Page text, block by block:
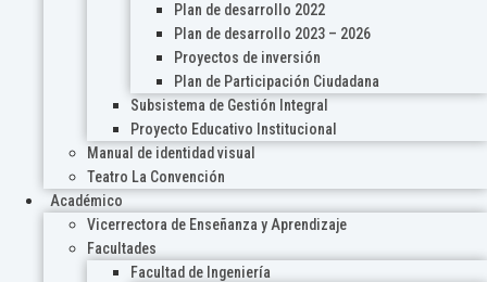
Plan de desarrollo 2022
Plan de desarrollo 2023 – 2026
Proyectos de inversión
Plan de Participación Ciudadana
Subsistema de Gestión Integral
Proyecto Educativo Institucional
Manual de identidad visual
Teatro La Convención
Académico
Vicerrectora de Enseñanza y Aprendizaje
Facultades
Facultad de Ingeniería